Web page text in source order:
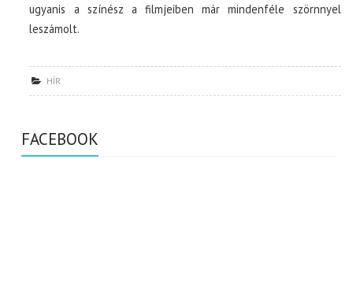
ugyanis a színész a filmjeiben már mindenféle szörnnyel
leszámolt.
HÍR
FACEBOOK